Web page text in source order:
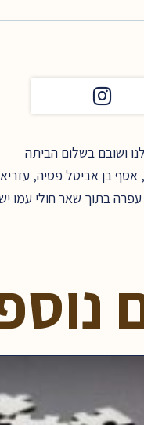
ושובם בשלום הביתה
בן אביטל פסיה,
בתוך שאר חולי עמו